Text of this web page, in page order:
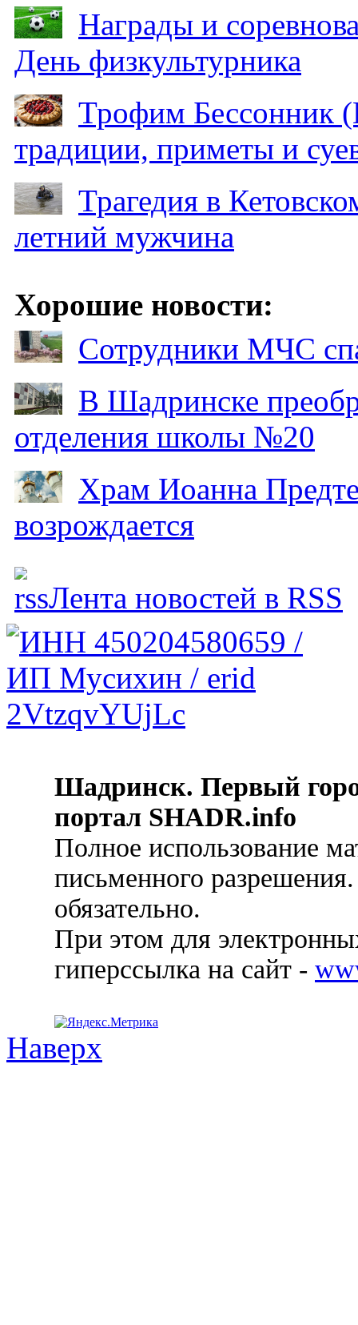
Награды и
День физкультурника
Трофим Бессонник
традиции, приметы и
Трагедия в
летний мужчина
Хорошие новости:
Сотрудники МЧС
В Шадринске
отделения школы №20
Храм Иоанна
возрождается
Лента новостей в RSS
Шадринск. Первый
портал SHADR.info
Полное использование
письменного
обязательно.
При этом для
гиперссылка на сайт -
Наверх